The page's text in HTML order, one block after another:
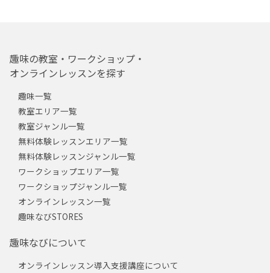
趣味の教室・ワークショップ・
オンラインレッスンを探す
趣味一覧
教室エリア一覧
教室ジャンル一覧
無料体験レッスンエリア一覧
無料体験レッスンジャンル一覧
ワークショップエリア一覧
ワークショップジャンル一覧
オンラインレッスン一覧
趣味なびSTORES
趣味なびについて
オンラインレッスン導入支援講座について